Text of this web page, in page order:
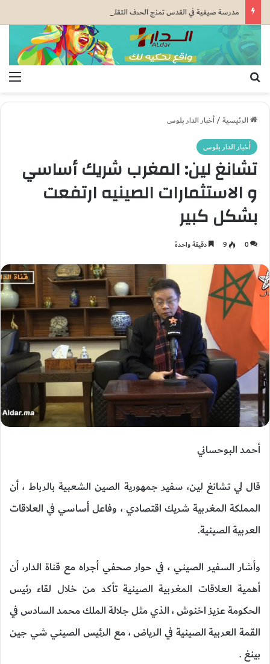
الرئيسية/أخبار الدار بلوس
أخبار الدار بلوس
تشانغ لين: المغرب شريك أساسي
و الاستثمارات الصينيه ارتفعت
بشكل كبير
0
9 دقيقة واحدة
أحمد البوحساني
قال لي تشانغ لين، سفير جمهورية الصين الشعبية بالرباط ، أن
المملكة المغربية شريك اقتصادي ، وفاعل أساسي في العلاقات
العربية الصينية.
وأشار السفير الصيني ، في حوار صحفي أجراه مع قناة الدار، أن
أهمية العلاقات المغربية الصينية تأكد من خلال لقاء رئيس
الحكومة عزيز اخنوش ، الذي مثل جلالة الملك محمد السادس في
القمة العربية الصينية في الرياض ، مع الرئيس الصيني شي جين
بينغ .